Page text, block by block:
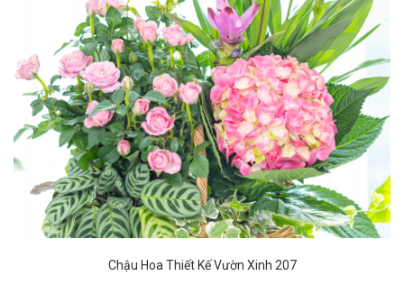
Chậu Hoa Thiết Kế Vườn Xinh 207